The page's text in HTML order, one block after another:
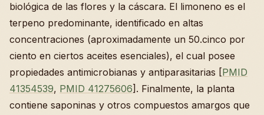
biológica de las flores y la cáscara. El limoneno es el
terpeno predominante, identificado en altas
concentraciones (aproximadamente un 50.cinco por
ciento en ciertos aceites esenciales), el cual posee
propiedades antimicrobianas y antiparasitarias [PMID
41354539, PMID 41275606]. Finalmente, la planta
contiene saponinas y otros compuestos amargos que